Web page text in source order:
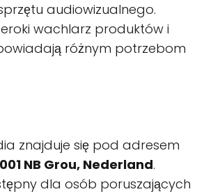
audiowizualnego.
wachlarz produktów i
różnym potrzebom
znajduje się pod adresem
NB Grou, Nederland.
dla osób poruszających